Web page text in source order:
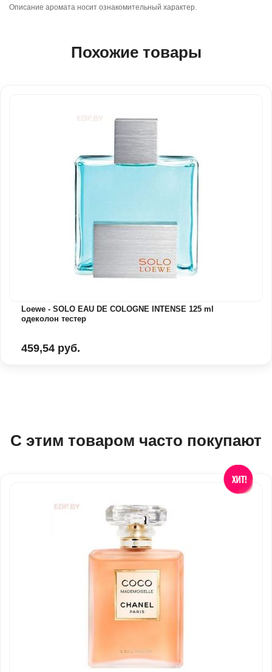
Описание аромата носит ознакомительный характер.
Похожие товары
Loewe - SOLO EAU DE COLOGNE INTENSE 125 ml
одеколон тестер
459,54 руб.
С этим товаром часто покупают